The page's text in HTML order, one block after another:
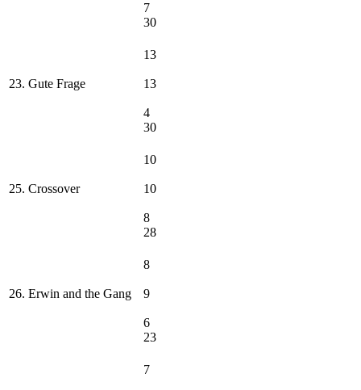
7
30
23. Gute Frage
13
13
4
30
25. Crossover
10
10
8
28
26. Erwin and the Gang
8
9
6
23
7